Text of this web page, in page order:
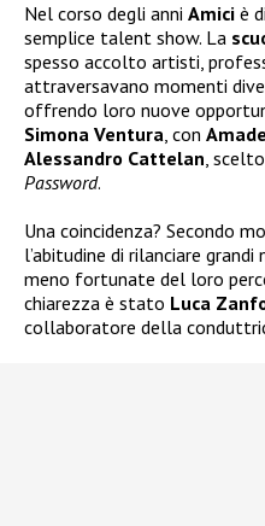
Nel corso degli anni Amici è
semplice talent show. La
spesso accolto artisti,
attraversavano momenti
offrendo loro nuove
Simona Ventura, con
Alessandro Cattelan,
Password.
Una coincidenza? Secondo
l’abitudine di rilanciare
meno fortunate del loro
chiarezza è stato Luca
collaboratore della